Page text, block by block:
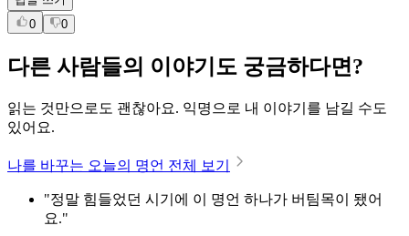
0
0
다른 사람들의 이야기도 궁금하다면?
읽는 것만으로도 괜찮아요. 익명으로 내 이야기를 남길 수도
있어요.
나를 바꾸는 오늘의 명언 전체 보기
"정말 힘들었던 시기에 이 명언 하나가 버팀목이 됐어
요."